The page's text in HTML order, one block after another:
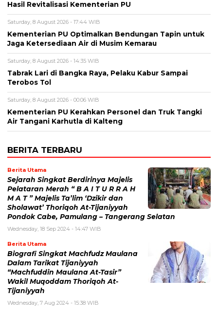
Hasil Revitalisasi Kementerian PU
Saturday, 8 August 2026 - 17:44 WIB
Kementerian PU Optimalkan Bendungan Tapin untuk
Jaga Ketersediaan Air di Musim Kemarau
Saturday, 8 August 2026 - 14:35 WIB
Tabrak Lari di Bangka Raya, Pelaku Kabur Sampai
Terobos Tol
Saturday, 8 August 2026 - 00:06 WIB
Kementerian PU Kerahkan Personel dan Truk Tangki
Air Tangani Karhutla di Kalteng
BERITA TERBARU
Berita Utama
Sejarah Singkat Berdirinya Majelis
Pelataran Merah “ B A I T U R R A H
M A T ” Majelis Ta’lim ‘Dzikir dan
Sholawat’ Thoriqoh At-Tijaniyyah
Pondok Cabe, Pamulang – Tangerang Selatan
Wednesday, 18 Sep 2024 - 14:47 WIB
Berita Utama
Biografi Singkat Machfudz Maulana
Dalam Tarikat Tijaniyyah
“Machfuddin Maulana At-Tasir”
Wakil Muqoddam Thoriqoh At-
Tijaniyyah
Wednesday, 7 Aug 2024 - 15:38 WIB